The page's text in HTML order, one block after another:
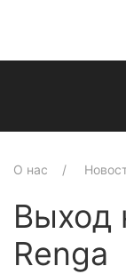
О нас
Выход
Renga